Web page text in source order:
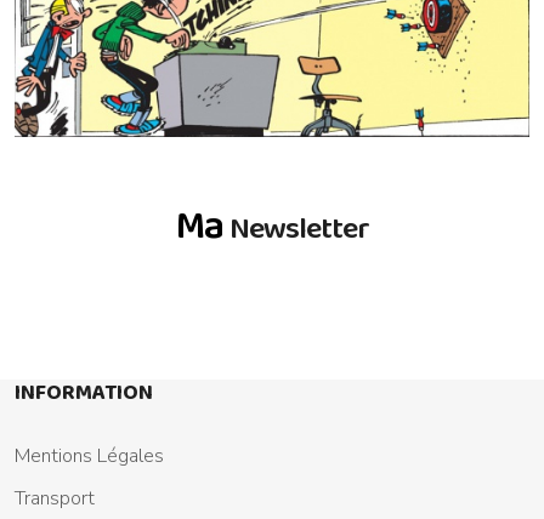
Ma Newsletter
INFORMATION
Mentions Légales
Transport